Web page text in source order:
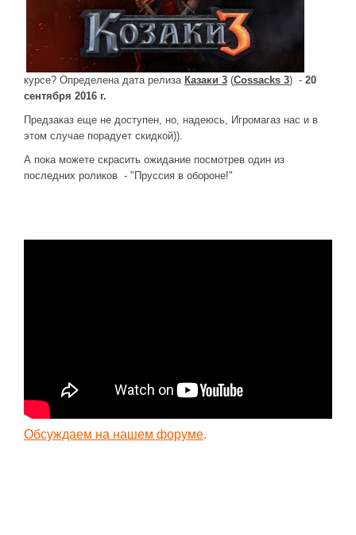
Warhammer 40.000: Dawn of War
Серия игр «История войн»
Серия игр «King Arthur»
КРЕАТИВ
Творчество СиЧевиков
Блоги о рыбалке
Черный Гетман (роман)
курсе? Определена дата релиза Казаки 3 (Cossacks 3) - 20
сентября 2016 г.
Предзаказ еще не доступен, но, надеюсь, Игромагаз нас и в
этом случае порадует скидкой)).
А пока можете скрасить ожидание посмотрев один из
последних роликов - "Пруссия в обороне!"
Обсуждаем на нашем форуме.